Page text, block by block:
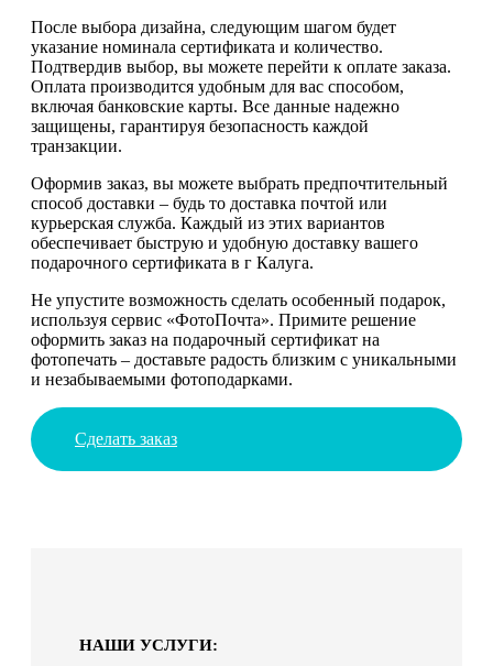
После выбора дизайна, следующим шагом будет
указание номинала сертификата и количество.
Подтвердив выбор, вы можете перейти к оплате заказа.
Оплата производится удобным для вас способом,
включая банковские карты. Все данные надежно
защищены, гарантируя безопасность каждой
транзакции.
Оформив заказ, вы можете выбрать предпочтительный
способ доставки – будь то доставка почтой или
курьерская служба. Каждый из этих вариантов
обеспечивает быструю и удобную доставку вашего
подарочного сертификата в г Калуга.
Не упустите возможность сделать особенный подарок,
используя сервис «ФотоПочта». Примите решение
оформить заказ на подарочный сертификат на
фотопечать – доставьте радость близким с уникальными
и незабываемыми фотоподарками.
Сделать заказ
НАШИ УСЛУГИ: